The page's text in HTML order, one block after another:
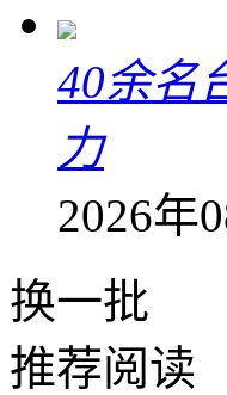
40余名
力
2026年
换一批
推荐阅读